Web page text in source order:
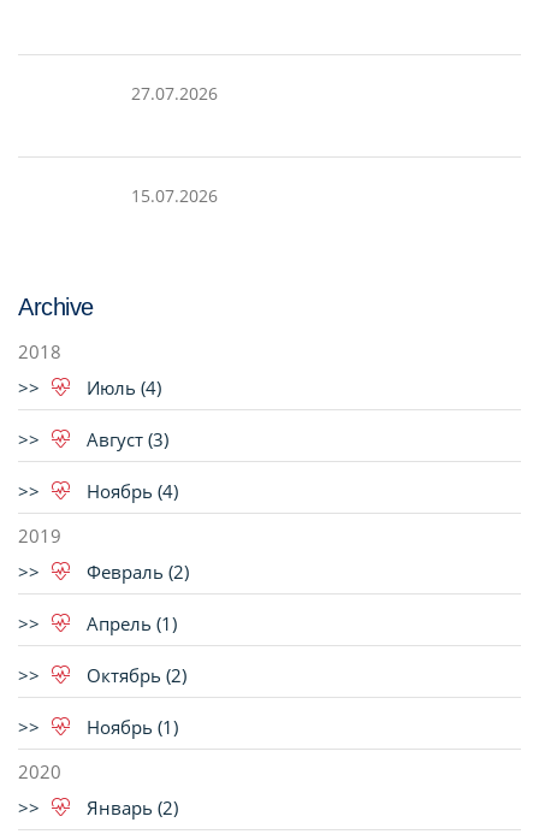
27.07.2026
15.07.2026
Archive
2018
Июль (4)
Август (3)
Ноябрь (4)
2019
Февраль (2)
Апрель (1)
Октябрь (2)
Ноябрь (1)
2020
Январь (2)